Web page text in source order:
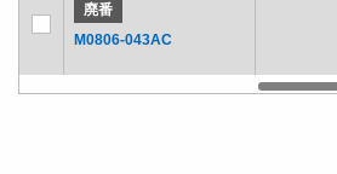
廃番
M0806-043AC